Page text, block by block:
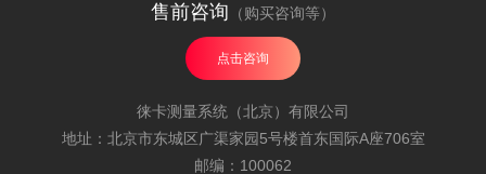
售前咨询 （购买咨询等）
点击咨询
徕卡测量系统（北京）有限公司
地址：北京市东城区广渠家园5号楼首东国际A座706室
邮编：100062